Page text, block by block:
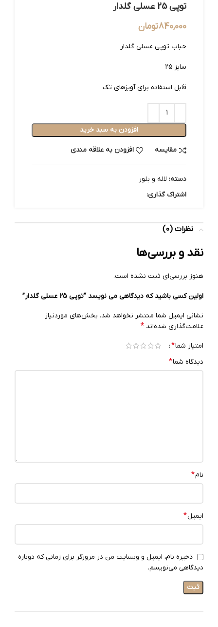
توپی 25 عسلی گلدار
840,000تومان
حباب توپی عسلی گلدار
سایز 25
قابل استفاده برای آویزهای تک
افزودن به سبد خرید
مقایسه افزودن به علاقه مندی
دسته: لاله و بلور
اشتراک گذاری:
نظرات (0)
نقد و بررسی‌ها
هنوز بررسی‌ای ثبت نشده است.
اولین کسی باشید که دیدگاهی می نویسد “توپی 25 عسلی گلدار”
نشانی ایمیل شما منتشر نخواهد شد. بخش‌های موردنیاز
علامت‌گذاری شده‌اند *
امتیاز شما*
دیدگاه شما*
نام*
ایمیل*
ذخیره نام، ایمیل و وبسایت من در مرورگر برای زمانی که دوباره
دیدگاهی می‌نویسم.